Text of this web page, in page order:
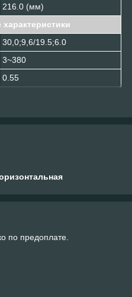
216.0 (мм)
30,0;9,6/19.5;6.0
3~380
0.55
по предоплате.